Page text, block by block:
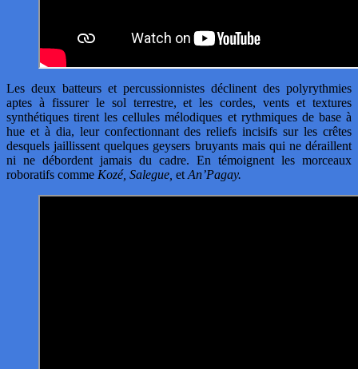
Les deux batteurs et percussionnistes déclinent des polyrythmies
aptes à fissurer le sol terrestre, et les cordes, vents et textures
synthétiques tirent les cellules mélodiques et rythmiques de base à
hue et à dia, leur confectionnant des reliefs incisifs sur les crêtes
desquels jaillissent quelques geysers bruyants mais qui ne déraillent
ni ne débordent jamais du cadre. En témoignent les morceaux
roboratifs comme Kozé, Salegue, et An’Pagay.